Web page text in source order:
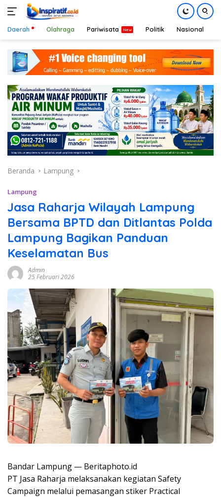
konten
Daerah Olahraga Pariwisata Politik Nasional
Beranda Lampung
Lampung
Jasa Raharja Wilayah Lampung
Bersama BPTD dan Ditlantas Polda
Lampung Bagikan Panduan
Keselamatan Bus
Admin
25 Februari 2026
Bandar Lampung — Beritaphoto.id
PT Jasa Raharja melaksanakan kegiatan Safety
Campaign melalui pemasangan stiker Practical